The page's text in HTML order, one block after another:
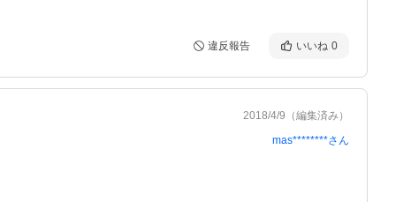
違反報告 いいね 0
2018/4/9 （編集済み）
mas********さん